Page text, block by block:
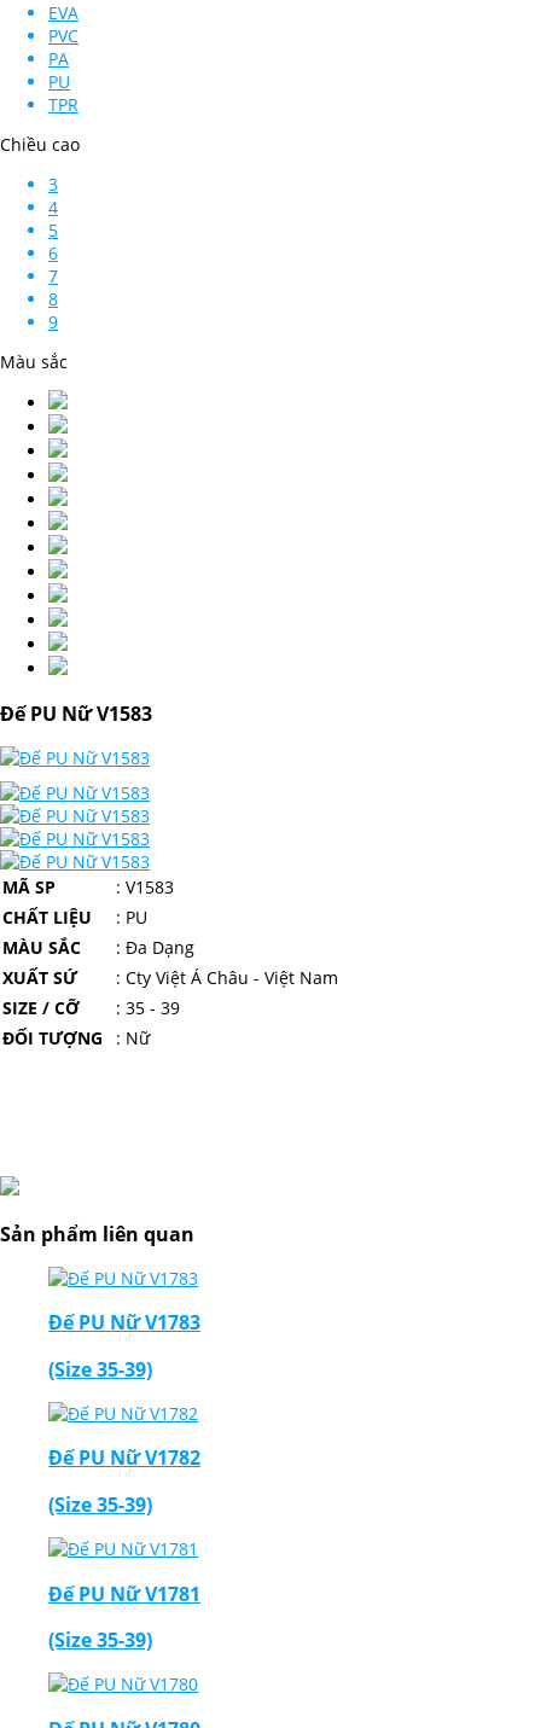
EVA
PVC
PA
PU
TPR
Chiều cao
3
4
5
6
7
8
9
Màu sắc
Đế PU Nữ V1583
MÃ SP
: V1583
CHẤT LIỆU
: PU
MÀU SẮC
: Đa Dạng
XUẤT SỨ
: Cty Việt Á Châu - Việt Nam
SIZE / CỠ
: 35 - 39
ĐỐI TƯỢNG
: Nữ
Sản phẩm liên quan
Đế PU Nữ V1783
(Size 35-39)
Đế PU Nữ V1782
(Size 35-39)
Đế PU Nữ V1781
(Size 35-39)